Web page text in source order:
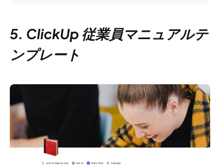
5. ClickUp 従業員マニュアルテ
ンプレート